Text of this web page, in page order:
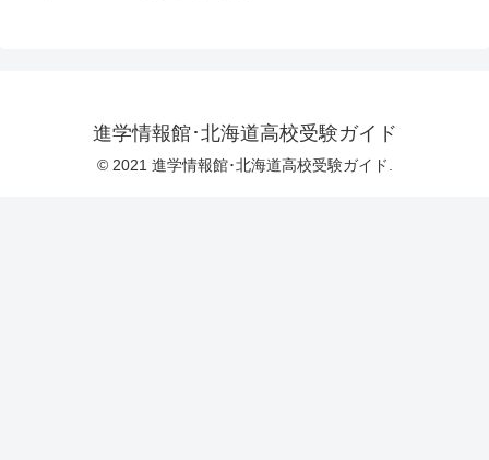
進学情報館･北海道高校受験ガイド
© 2021 進学情報館･北海道高校受験ガイド.